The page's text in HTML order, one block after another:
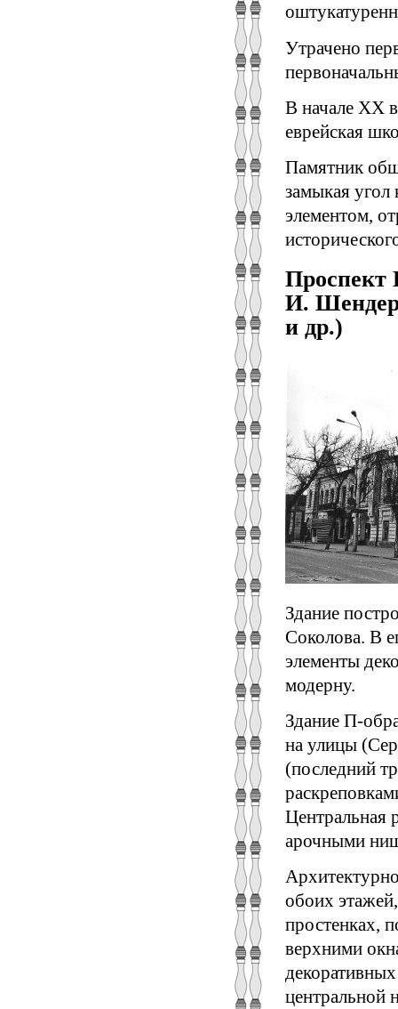
Утрачено
В начале XX
еврейская
Памятник
замыкая
элементом,
Проспект
И.
и др.)
Здание
Соколова. В
элементы
модерну.
Здание П-
на улицы
(последний
Центральная
арочными
обоих
простенках,
верхними
центральной